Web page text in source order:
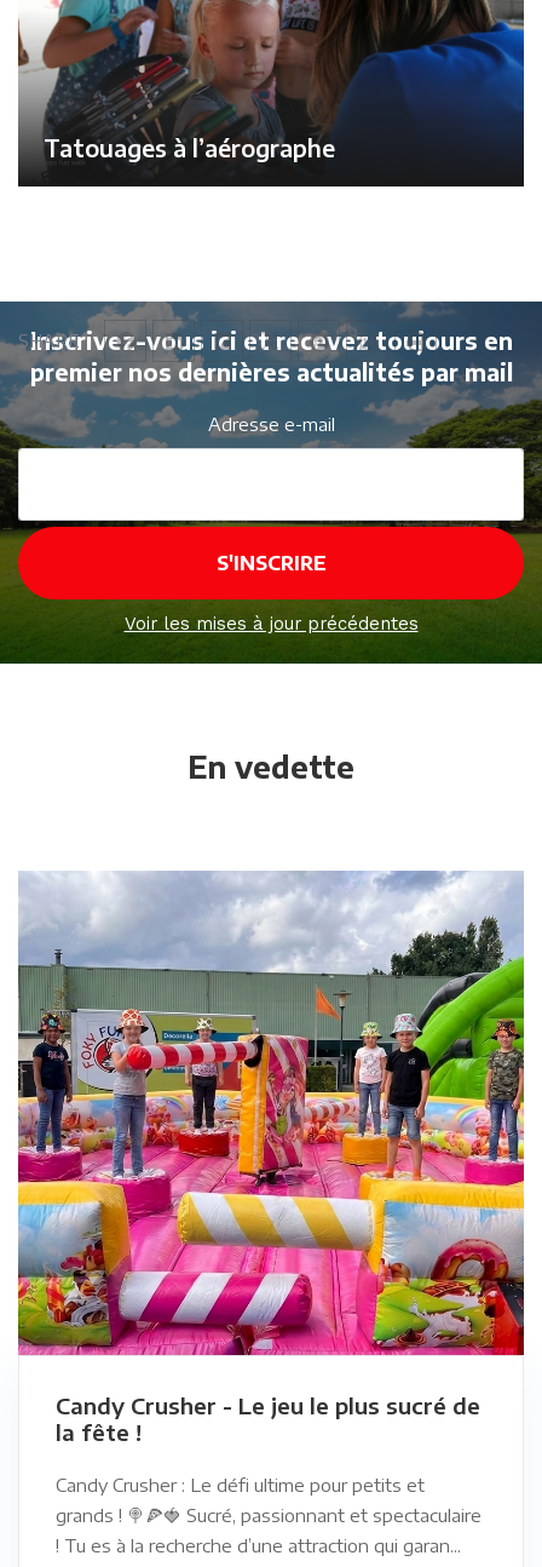
SHARE
Tatouages ​​à l’aérographe
Inscrivez-vous ici et recevez toujours en
premier nos dernières actualités par mail
Adresse e-mail
Voir les mises à jour précédentes
En vedette
Candy Crusher - Le jeu le plus sucré de
la fête !
Candy Crusher : Le défi ultime pour petits et
grands ! 🍭🍕🍓 Sucré, passionnant et spectaculaire
! Tu es à la recherche d’une attraction qui garan...